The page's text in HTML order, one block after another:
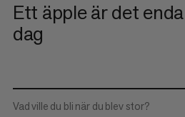
Ett äpple är det
dag
Vad ville du bli när du blev stor?